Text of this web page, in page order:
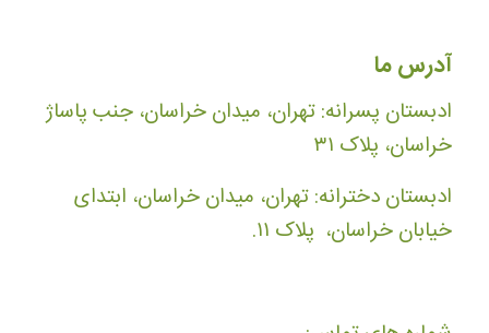
آدرس ما
ادبستان پسرانه: تهران، میدان خراسان، جنب پاساژ
خراسان، پلاک ۳۱
ادبستان دخترانه: تهران، میدان خراسان، ابتدای
خیابان خراسان، پلاک ۱۱.